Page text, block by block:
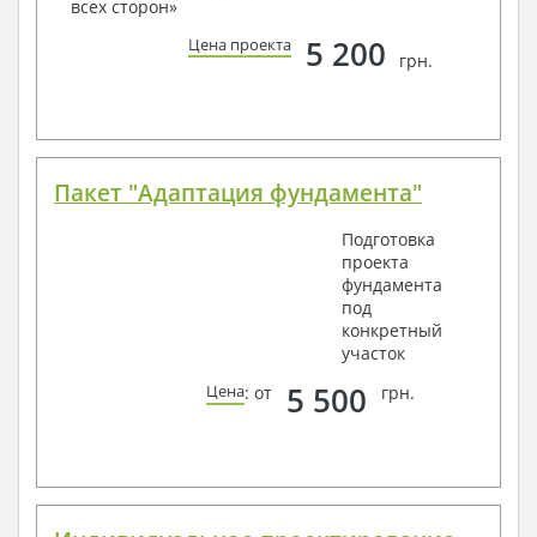
способом связи: закажите обратный звонок,
по viber, e-mail, телефон -
всех сторон»
Цена проекта 5 200 грн.
Пакет "Адаптация фундамента"
Подготовка
проекта
фундамента
под
конкретный
участок
Цена: от 5 500 грн.